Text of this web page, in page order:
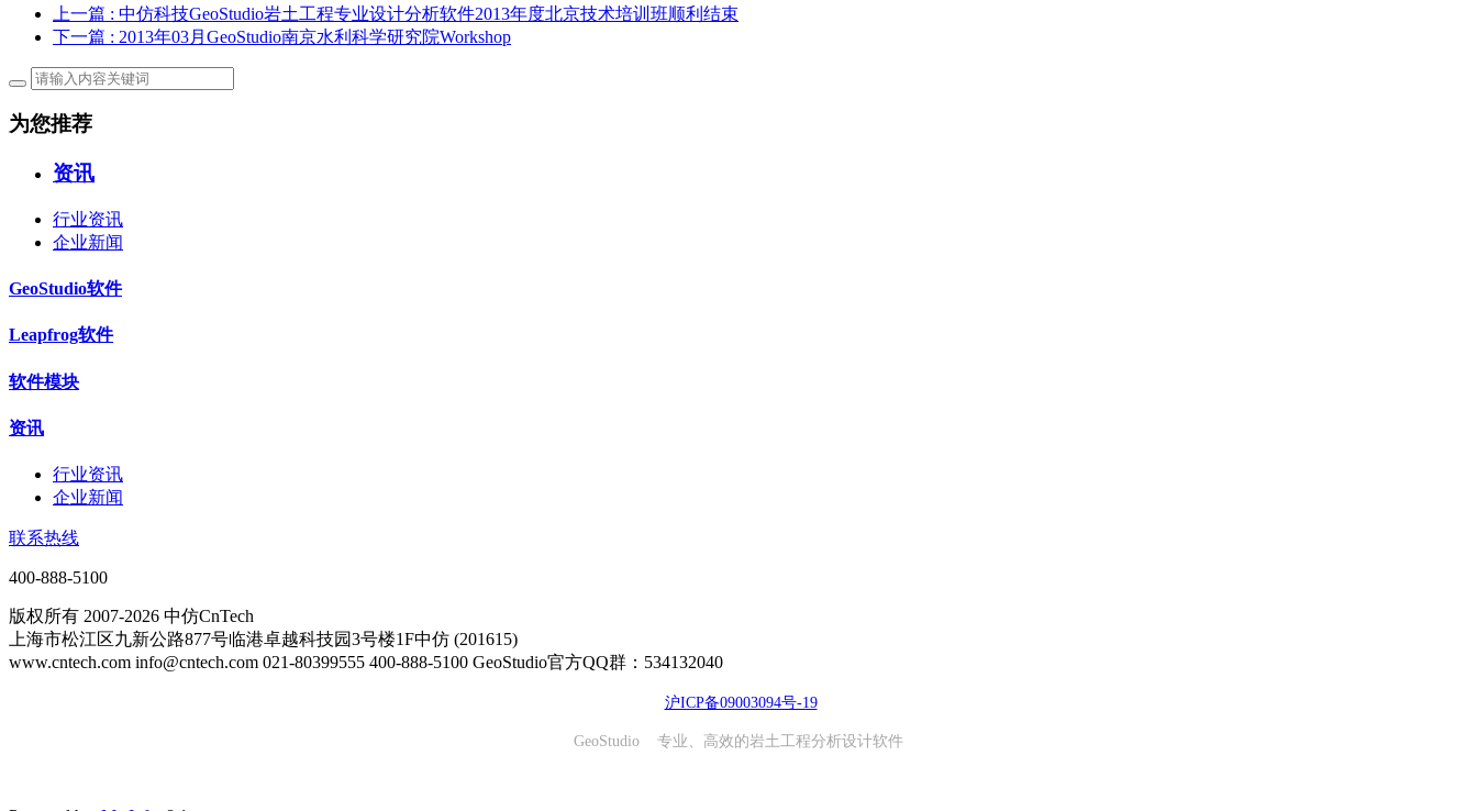
上一篇 : 中仿科技GeoStudio岩土工程专业设计分析软件2013年度北京技术培训班顺利结束
下一篇 : 2013年03月GeoStudio南京水利科学研究院Workshop
为您推荐
资讯
行业资讯
企业新闻
GeoStudio软件
Leapfrog软件
软件模块
资讯
行业资讯
企业新闻
联系热线
400-888-5100
版权所有 2007-2026 中仿CnTech
上海市松江区九新公路877号临港卓越科技园3号楼1F中仿 (201615)
www.cntech.com info@cntech.com 021-80399555 400-888-5100 GeoStudio官方QQ群：534132040
沪ICP备09003094号-19
GeoStudio 专业、高效的岩土工程分析设计软件